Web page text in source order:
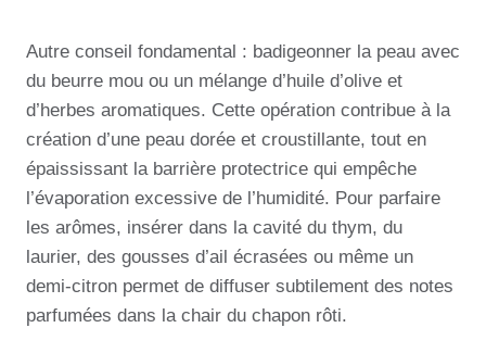
Autre conseil fondamental : badigeonner la peau avec
du beurre mou ou un mélange d’huile d’olive et
d’herbes aromatiques. Cette opération contribue à la
création d’une peau dorée et croustillante, tout en
épaississant la barrière protectrice qui empêche
l’évaporation excessive de l’humidité. Pour parfaire
les arômes, insérer dans la cavité du thym, du
laurier, des gousses d’ail écrasées ou même un
demi-citron permet de diffuser subtilement des notes
parfumées dans la chair du chapon rôti.